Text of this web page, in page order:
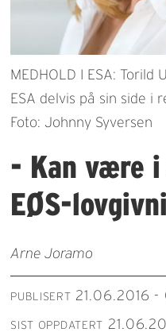
MEDHOLD I ESA:
ESA delvis på sin side i
Foto: Johnny Syversen
- Kan være
EØS-
Arne Joramo
PUBLISERT 21.06.2016
SIST OPPDATERT